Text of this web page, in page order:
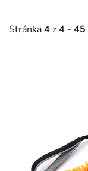
Stránka4z4 - 45